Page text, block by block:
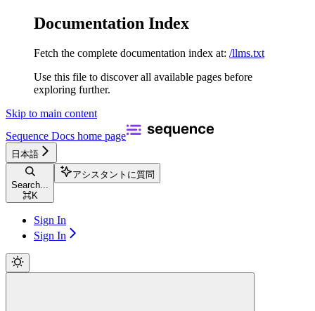
Documentation Index
Fetch the complete documentation index at: /llms.txt
Use this file to discover all available pages before
exploring further.
Skip to main content
Sequence Docs home page
日本語
Search...
⌘K
アシスタントに質問
Sign In
Sign In